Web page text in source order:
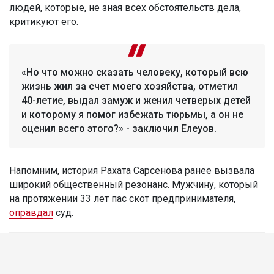
людей, которые, не зная всех обстоятельств дела,
критикуют его.
«Но что можно сказать человеку, который всю
жизнь жил за счет моего хозяйства, отметил
40-летие, выдал замуж и женил четверых детей
и которому я помог избежать тюрьмы, а он не
оценил всего этого?» - заключил Елеуов.
Напомним, история Рахата Сарсенова ранее вызвала
широкий общественный резонанс. Мужчину, который
на протяжении 33 лет пас скот предпринимателя,
оправдал суд.